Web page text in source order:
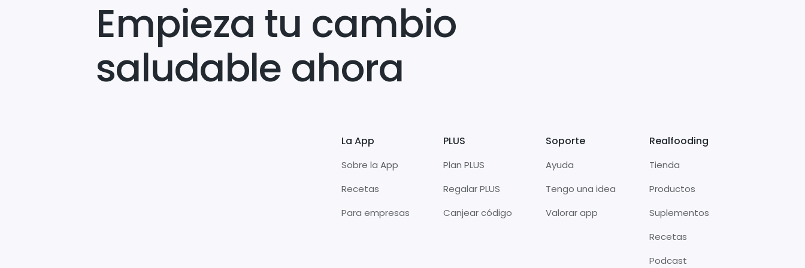
Empieza tu cambio
saludable ahora
La App
Sobre la App
Recetas
Para empresas
PLUS
Plan PLUS
Regalar PLUS
Canjear código
Soporte
Ayuda
Tengo una idea
Valorar app
Realfooding
Tienda
Productos
Suplementos
Recetas
Podcast